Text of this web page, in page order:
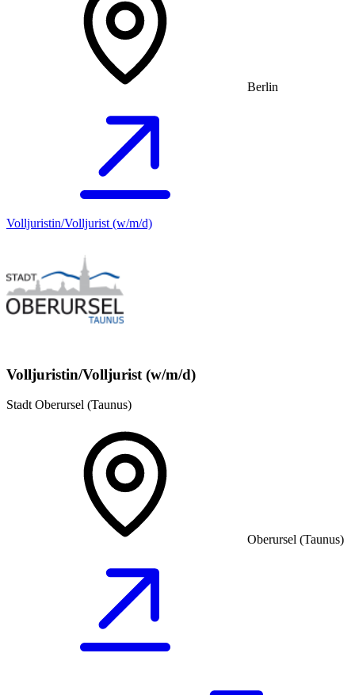
Berlin
Volljuristin/Volljurist (w/m/d)
Volljuristin/Volljurist (w/m/d)
Stadt Oberursel (Taunus)
Oberursel (Taunus)